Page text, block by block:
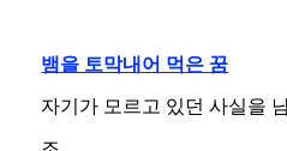
뱀을 토막내어 먹은 꿈
자기가 모르고 있던 사실을